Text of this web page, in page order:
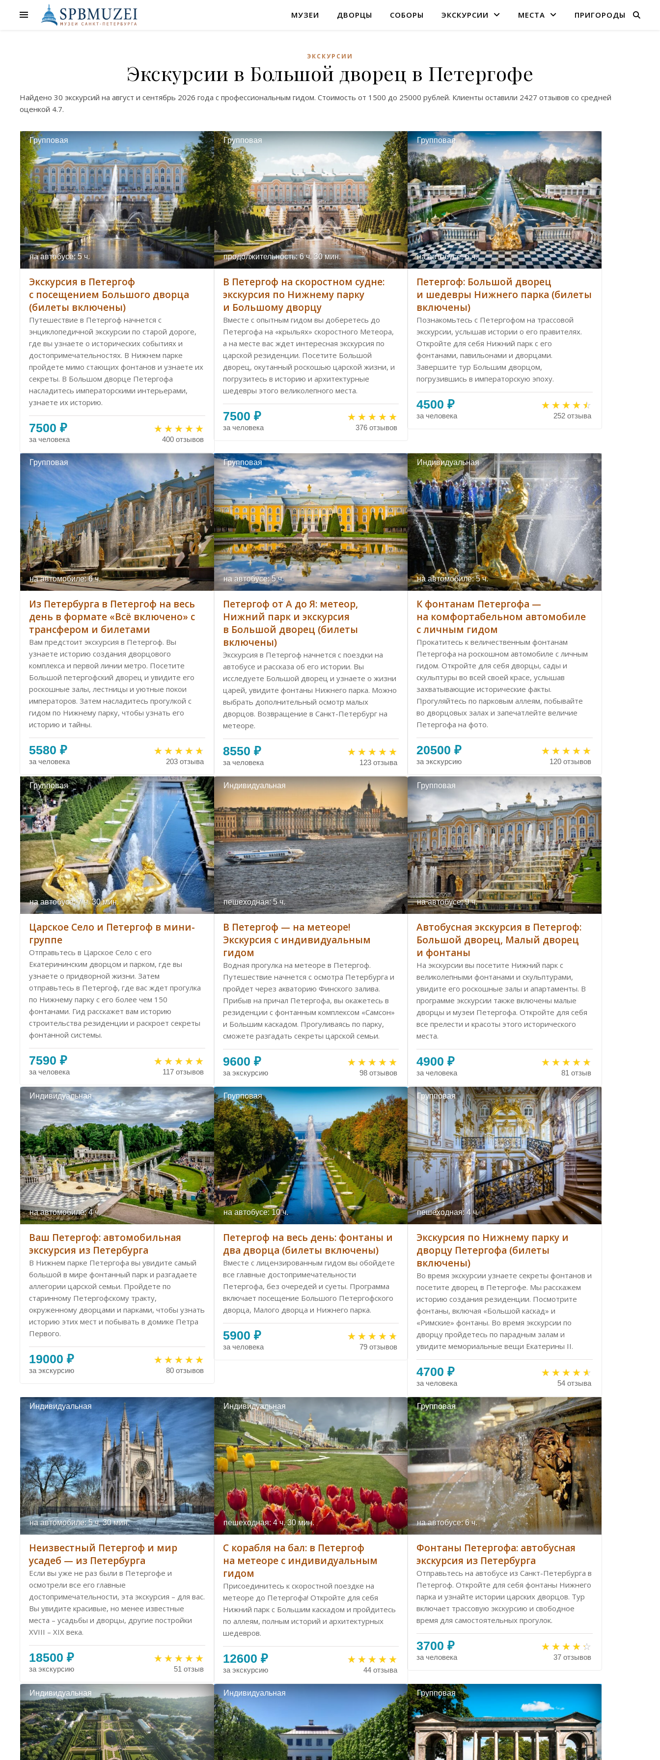
МУЗЕИ ДВОРЦЫ СОБОРЫ ЭКСКУРСИИ МЕСТА ПРИГОРОДЫ
ЭКСКУРСИИ
Экскурсии в Большой дворец в Петергофе
Найдено 30 экскурсий на август и сентябрь 2026 года с профессиональным гидом. Стоимость от 1500 до 25000 рублей. Клиенты оставили 2427 отзывов со средней
оценкой 4.7.
Групповая
на автобусе: 5 ч.
Экскурсия в Петергоф
с посещением Большого дворца
(билеты включены)
Путешествие в Петергоф начнется с
энциклопедичной экскурсии по старой дороге,
где вы узнаете о исторических событиях и
достопримечательностях. В Нижнем парке
пройдете мимо стающих фонтанов и узнаете их
секреты. В Большом дворце Петергофа
насладитесь императорскими интерьерами,
узнаете их историю.
7500 ₽
за человека 400 отзывов
Групповая
продолжительность: 6 ч. 30 мин.
В Петергоф на скоростном судне:
экскурсия по Нижнему парку
и Большому дворцу
Вместе с опытным гидом вы доберетесь до
Петергофа на «крыльях» скоростного Метеора,
а на месте вас ждет интересная экскурсия по
царской резиденции. Посетите Большой
дворец, окутанный роскошью царской жизни, и
погрузитесь в историю и архитектурные
шедевры этого великолепного места.
7500 ₽
за человека 376 отзывов
Групповая
на автобусе: 6 ч.
Петергоф: Большой дворец
и шедевры Нижнего парка (билеты
включены)
Познакомьтесь с Петергофом на трассовой
экскурсии, услышав истории о его правителях.
Откройте для себя Нижний парк с его
фонтанами, павильонами и дворцами.
Завершите тур Большим дворцом,
погрузившись в императорскую эпоху.
4500 ₽
за человека 252 отзыва
Групповая
на автомобиле: 6 ч.
Из Петербурга в Петергоф на весь
день в формате «Всё включено» с
трансфером и билетами
Вам предстоит экскурсия в Петергоф. Вы
узнаете историю создания дворцового
комплекса и первой линии метро. Посетите
Большой петергофский дворец и увидите его
роскошные залы, лестницы и уютные покои
императоров. Затем насладитесь прогулкой с
гидом по Нижнему парку, чтобы узнать его
историю и тайны.
5580 ₽
за человека 203 отзыва
Групповая
на автобусе: 5 ч.
Петергоф от А до Я: метеор,
Нижний парк и экскурсия
в Большой дворец (билеты
включены)
Экскурсия в Петергоф начнется с поездки на
автобусе и рассказа об его истории. Вы
исследуете Большой дворец и узнаете о жизни
царей, увидите фонтаны Нижнего парка. Можно
выбрать дополнительный осмотр малых
дворцов. Возвращение в Санкт-Петербург на
метеоре.
8550 ₽
за человека 123 отзыва
Индивидуальная
на автомобиле: 5 ч.
К фонтанам Петергофа —
на комфортабельном автомобиле
с личным гидом
Прокатитесь к величественным фонтанам
Петергофа на роскошном автомобиле с личным
гидом. Откройте для себя дворцы, сады и
скульптуры во всей своей красе, услышав
захватывающие исторические факты.
Прогуляйтесь по парковым аллеям, побывайте
во дворцовых залах и запечатлейте величие
Петергофа на фото.
20500 ₽
за экскурсию 120 отзывов
Групповая
на автобусе: 7 ч. 30 мин.
Царское Село и Петергоф в мини-
группе
Отправьтесь в Царское Село с его
Екатерининским дворцом и парком, где вы
узнаете о придворной жизни. Затем
отправьтесь в Петергоф, где вас ждет прогулка
по Нижнему парку с его более чем 150
фонтанами. Гид расскажет вам историю
строительства резиденции и раскроет секреты
фонтанной системы.
7590 ₽
за человека 117 отзывов
Индивидуальная
пешеходная: 5 ч.
В Петергоф — на метеоре!
Экскурсия с индивидуальным
гидом
Водная прогулка на метеоре в Петергоф.
Путешествие начнется с осмотра Петербурга и
пройдет через акваторию Финского залива.
Прибыв на причал Петергофа, вы окажетесь в
резиденции с фонтанным комплексом «Самсон»
и Большим каскадом. Прогуливаясь по парку,
сможете разгадать секреты царской семьи.
9600 ₽
за экскурсию 98 отзывов
Групповая
на автобусе: 9 ч.
Автобусная экскурсия в Петергоф:
Большой дворец, Малый дворец
и фонтаны
На экскурсии вы посетите Нижний парк с
великолепными фонтанами и скульптурами,
увидите его роскошные залы и апартаменты. В
программе экскурсии также включены малые
дворцы и музеи Петергофа. Откройте для себя
все прелести и красоты этого исторического
места.
4900 ₽
за человека 81 отзыв
Индивидуальная
на автомобиле: 4 ч.
Ваш Петергоф: автомобильная
экскурсия из Петербурга
В Нижнем парке Петергофа вы увидите самый
большой в мире фонтанный парк и разгадаете
аллегории царской семьи. Пройдете по
старинному Петергофскому тракту,
окруженному дворцами и парками, чтобы узнать
историю этих мест и побывать в домике Петра
Первого.
19000 ₽
за экскурсию 80 отзывов
Групповая
на автобусе: 10 ч.
Петергоф на весь день: фонтаны и
два дворца (билеты включены)
Вместе с лицензированным гидом вы обойдете
все главные достопримечательности
Петергофа, без очередей и суеты. Программа
включает посещение Большого Петергофского
дворца, Малого дворца и Нижнего парка.
5900 ₽
за человека 79 отзывов
Групповая
пешеходная: 4 ч.
Экскурсия по Нижнему парку и
дворцу Петергофа (билеты
включены)
Во время экскурсии узнаете секреты фонтанов и
посетите дворец в Петергофе. Мы расскажем
историю создания резиденции. Посмотрите
фонтаны, включая «Большой каскад» и
«Римские» фонтаны. Во время экскурсии по
дворцу пройдетесь по парадным залам и
увидите мемориальные вещи Екатерины II.
4700 ₽
за человека 54 отзыва
Индивидуальная
на автомобиле: 5 ч. 30 мин.
Неизвестный Петергоф и мир
усадеб — из Петербурга
Если вы уже не раз были в Петергофе и
осмотрели все его главные
достопримечательности, эта экскурсия – для вас.
Вы увидите красивые, но менее известные
места – усадьбы и дворцы, другие постройки
XVIII – XIX века.
18500 ₽
за экскурсию 51 отзыв
Индивидуальная
пешеходная: 4 ч. 30 мин.
С корабля на бал: в Петергоф
на метеоре с индивидуальным
гидом
Присоединитесь к скоростной поездке на
метеоре до Петергофа! Откройте для себя
Нижний парк с Большим каскадом и пройдитесь
по аллеям, полным историй и архитектурных
шедевров.
12600 ₽
за экскурсию 44 отзыва
Групповая
на автобусе: 6 ч.
Фонтаны Петергофа: автобусная
экскурсия из Петербурга
Отправьтесь на автобусе из Санкт-Петербурга в
Петергоф. Откройте для себя фонтаны Нижнего
парка и узнайте истории царских дворцов. Тур
включает трассовую экскурсию и свободное
время для самостоятельных прогулок.
3700 ₽
за человека 37 отзывов
Индивидуальная Индивидуальная Групповая